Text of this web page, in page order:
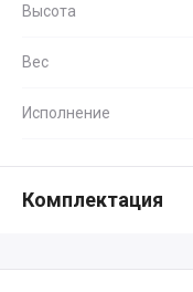
Высота
Вес
Исполнение
Комплектация